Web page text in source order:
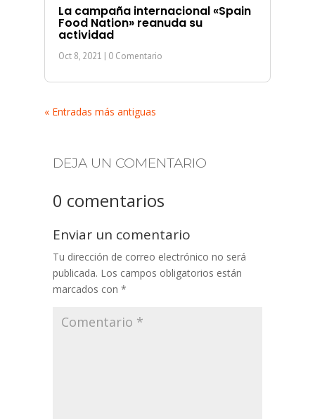
La campaña internacional «Spain
Food Nation» reanuda su
actividad
Oct 8, 2021 | 0 Comentario
« Entradas más antiguas
DEJA UN COMENTARIO
0 comentarios
Enviar un comentario
Tu dirección de correo electrónico no será
publicada. Los campos obligatorios están
marcados con *